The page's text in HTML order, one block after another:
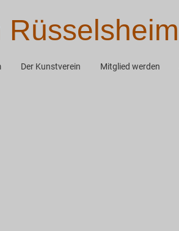
Rüsselsheim
Der Kunstverein Mitglied werden